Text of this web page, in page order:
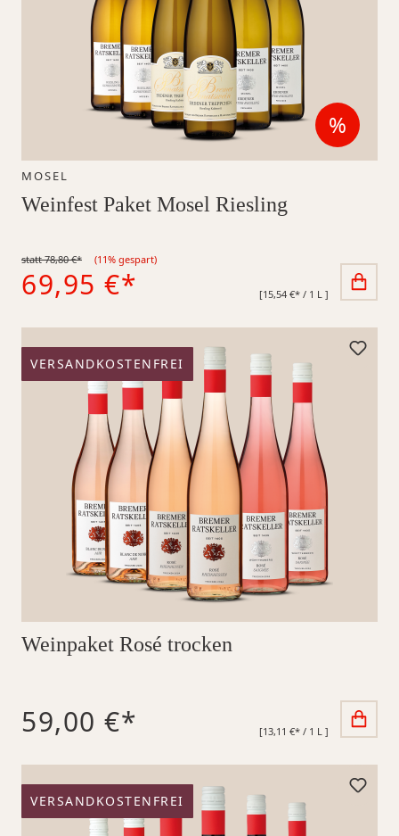
%
MOSEL
Weinfest Paket Mosel Riesling
statt 78,80 €* (11% gespart)
69,95 €* [15,54 €* / 1 L ]
VERSANDKOSTENFREI
Weinpaket Rosé trocken
59,00 €* [13,11 €* / 1 L ]
VERSANDKOSTENFREI